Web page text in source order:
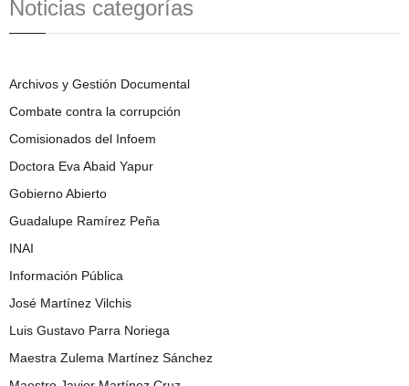
Noticias categorías
Archivos y Gestión Documental
Combate contra la corrupción
Comisionados del Infoem
Doctora Eva Abaid Yapur
Gobierno Abierto
Guadalupe Ramírez Peña
INAI
Información Pública
José Martínez Vilchis
Luis Gustavo Parra Noriega
Maestra Zulema Martínez Sánchez